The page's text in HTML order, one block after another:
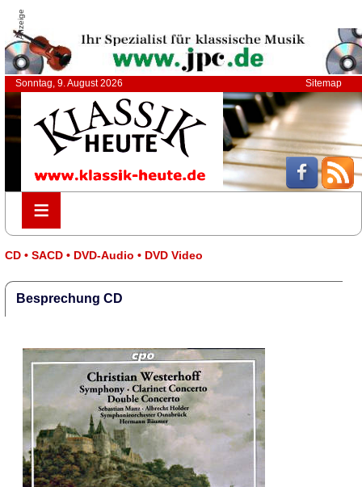
Anzeige
Sonntag, 9. August 2026 Sitemap
≡
≡
CD • SACD • DVD-Audio • DVD Video
Besprechung CD